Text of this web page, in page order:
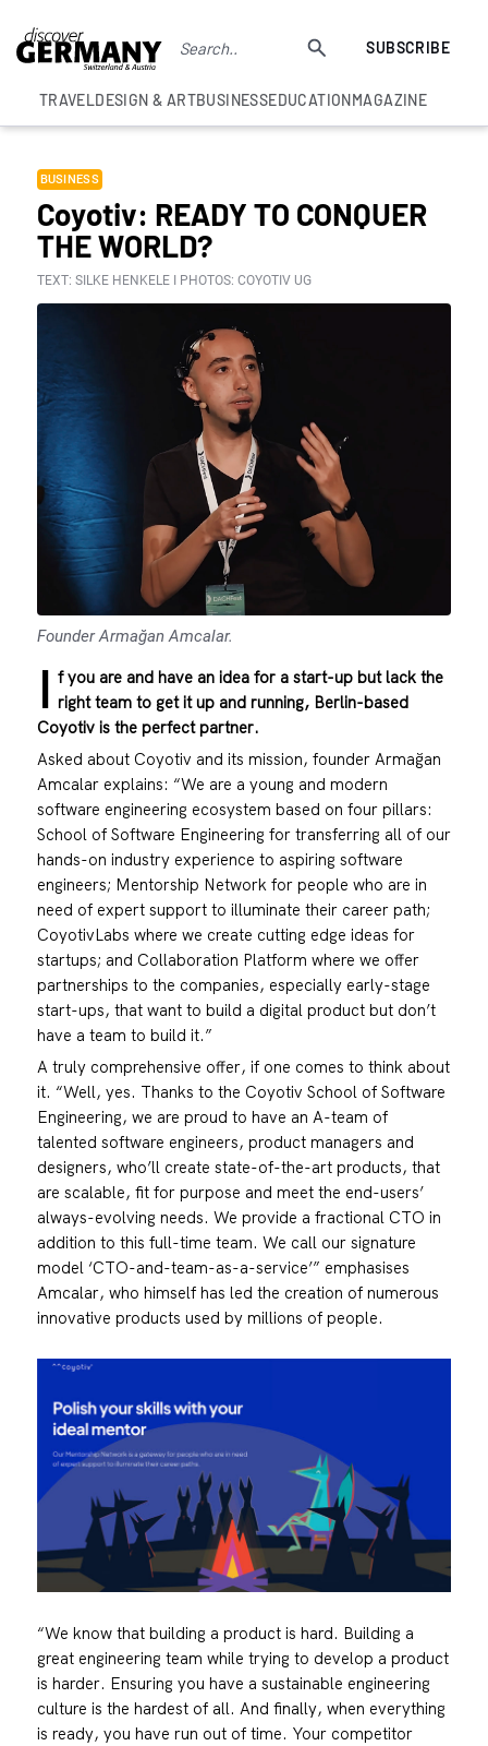
SUBSCRIBE
TRAVELDESIGN & ARTBUSINESSEDUCATIONMAGAZINE
BUSINESS
Coyotiv: READY TO CONQUER
THE WORLD?
TEXT: SILKE HENKELE I PHOTOS: COYOTIV UG
Founder Armağan Amcalar.
I f you are and have an idea for a start-up but lack the
right team to get it up and running, Berlin-based
Coyotivis the perfect partner.
Asked about Coyotiv and its mission, founder Armağan
Amcalar explains: “We are a young and modern
software engineering ecosystem based on four pillars:
School of Software Engineering for transferring all of our
hands-on industry experience to aspiring software
engineers; Mentorship Network for people who are in
need of expert support to illuminate their career path;
CoyotivLabs where we create cutting edge ideas for
startups; and Collaboration Platform where we offer
partnerships to the companies, especially early-stage
start-ups, that want to build a digital product but don’t
have a team to build it.”
A truly comprehensive offer, if one comes to think about
it. “Well, yes. Thanks to the Coyotiv School of Software
Engineering, we are proud to have an A-team of
talented software engineers, product managers and
designers, who’ll create state-of-the-art products, that
are scalable, fit for purpose and meet the end-users’
always-evolving needs. We provide a fractional CTO in
addition to this full-time team. We call our signature
model ‘CTO-and-team-as-a-service’” emphasises
Amcalar, who himself has led the creation of numerous
innovative products used by millions of people.
“We know that building a product is hard. Building a
great engineering team while trying to develop a product
is harder. Ensuring you have a sustainable engineering
culture is the hardest of all. And finally, when everything
is ready, you have run out of time. Your competitor